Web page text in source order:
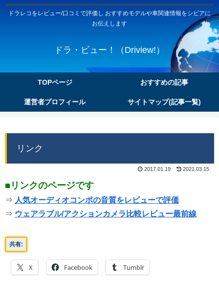
ドラレコをレビュー/口コミで評価し おすすめモデルや車関連情報をシビアに
お伝えします
ドラ・ビュー！（Driview!）
TOPページ おすすめの記事
運営者プロフィール サイトマップ(記事一覧)
リンク
2017.01.19 2021.03.15
■リンクのページです
⇒ 人気オーディオコンポの音質をレビューで評価
⇒ ウェアラブル/アクションカメラ比較レビュー最前線
共有:
X Facebook Tumblr